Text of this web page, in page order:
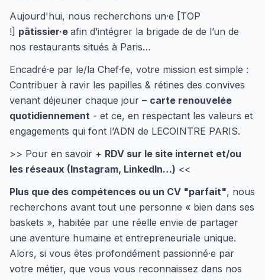
Aujourd'hui, nous recherchons un·e [TOP
!] pâtissier·e afin d’intégrer la brigade de de l’un de
nos restaurants situés à Paris…
Encadré·e par le/la Chef·fe, votre mission est simple :
Contribuer à ravir les papilles & rétines des convives
venant déjeuner chaque jour – carte renouvelée
quotidiennement - et ce, en respectant les valeurs et
engagements qui font l’ADN de LECOINTRE PARIS.
>> Pour en savoir + RDV sur le site internet et/ou
les réseaux (Instagram, LinkedIn…) <<
Plus que des compétences ou un CV "parfait", nous
recherchons avant tout une personne « bien dans ses
baskets », habitée par une réelle envie de partager
une aventure humaine et entrepreneuriale unique.
Alors, si vous êtes profondément passionné·e par
votre métier, que vous vous reconnaissez dans nos